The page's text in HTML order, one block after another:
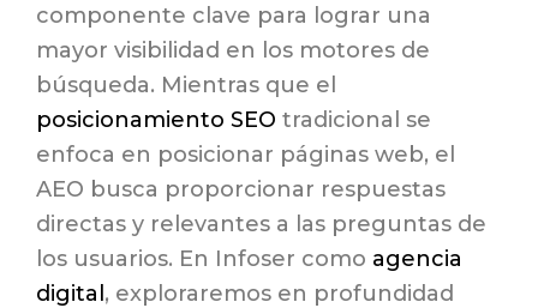
componente clave para lograr una
mayor visibilidad en los motores de
búsqueda. Mientras que el
posicionamiento SEO tradicional se
enfoca en posicionar páginas web, el
AEO busca proporcionar respuestas
directas y relevantes a las preguntas de
los usuarios. En Infoser como agencia
digital, exploraremos en profundidad